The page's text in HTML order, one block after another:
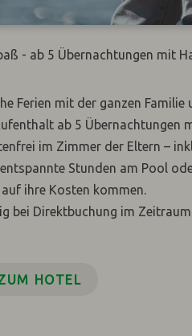
- ab 5 Übernachtungen mit
Ferien mit der ganzen
ab 5 Übernachtungen
im Zimmer der Eltern –
Stunden am Pool
ihre Kosten kommen.
bei Direktbuchung im
HOTEL